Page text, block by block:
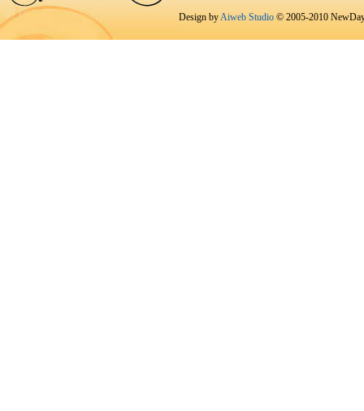
Design byAiweb Studio © 2005-2010